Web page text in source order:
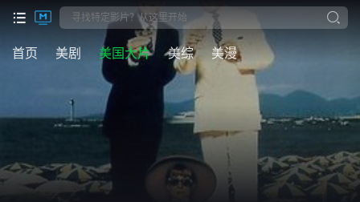
首页 美剧 美国大片 美综 美漫